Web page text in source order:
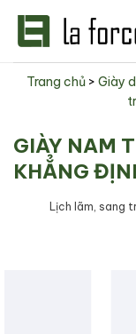
dungTrang chủ > Giày
GIÀY NAM
KHẲNG
Lịch lãm, sang